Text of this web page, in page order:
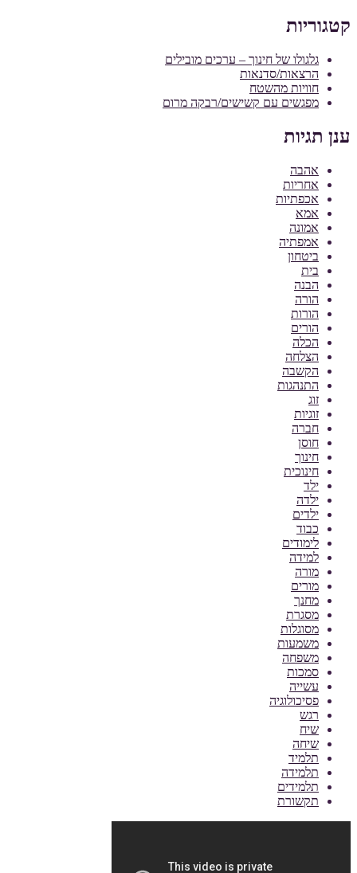
קטגוריות
גלגולו של חינוך – ערכים מובילים
הרצאות/סדנאות
חוויות מהשטח
מפגשים עם קשישים/רבקה מרום
ענן תגיות
אהבה
אחריות
אכפתיות
אמא
אמונה
אמפתיה
ביטחון
בית
הבנה
הורה
הורות
הורים
הכלה
הצלחה
הקשבה
התנהגות
זוג
זוגיות
חברה
חוסן
חינוך
חינוכית
ילד
ילדה
ילדים
כבוד
לימודים
למידה
מורה
מורים
מחנך
מסגרת
מסוגלות
משמעות
משפחה
סמכות
עשייה
פסיכולוגיה
רגש
שיח
שיחה
תלמיד
תלמידה
תלמידים
תקשורת